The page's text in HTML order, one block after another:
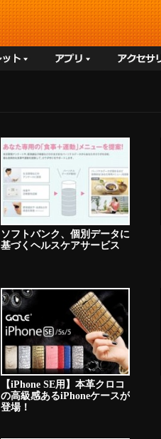
ソフトバンク、個別データに
基づくヘルスケアサービス
【iPhone SE用】本革クロコ
の高級感あるiPhoneケースが
登場！